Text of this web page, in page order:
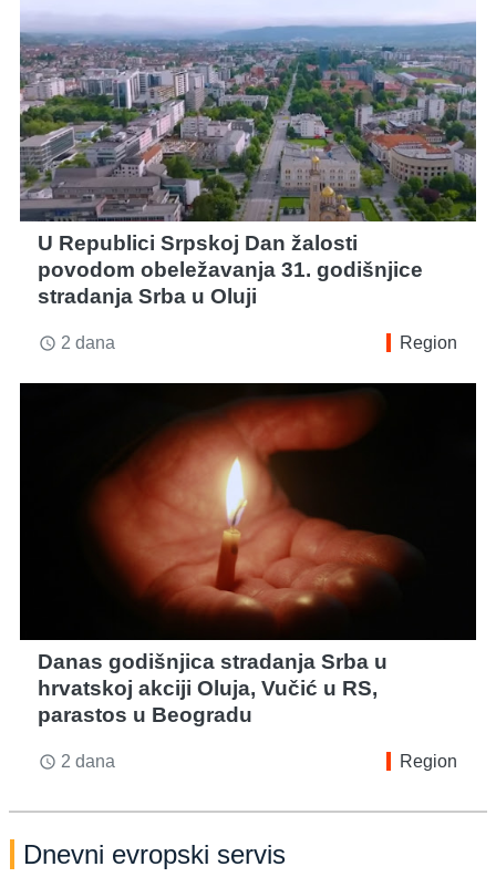
U Republici Srpskoj Dan žalosti
povodom obeležavanja 31. godišnjice
stradanja Srba u Oluji
access_time 2 dana Region
Danas godišnjica stradanja Srba u
hrvatskoj akciji Oluja, Vučić u RS,
parastos u Beogradu
access_time 2 dana Region
Dnevni evropski servis